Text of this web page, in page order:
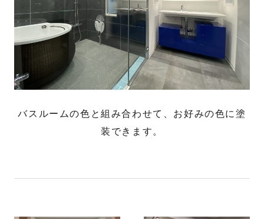
バスルームの色と組み合わせて、お好みの色に塗
装できます。